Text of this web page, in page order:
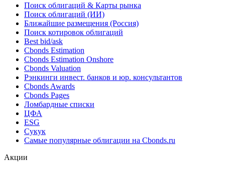
Поиск облигаций & Карты рынка
Поиск облигаций (ИИ)
Ближайшие размещения (Россия)
Поиск котировок облигаций
Best bid/ask
Cbonds Estimation
Cbonds Estimation Onshore
Cbonds Valuation
Рэнкинги инвест. банков и юр. консультантов
Cbonds Awards
Cbonds Pages
Ломбардные списки
ЦФА
ESG
Сукук
Самые популярные облигации на Cbonds.ru
Акции